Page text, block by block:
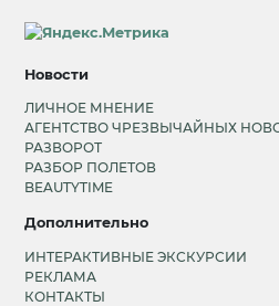
Новости
ЛИЧНОЕ МНЕНИЕ
АГЕНТСТВО ЧРЕЗВЫЧАЙНЫХ
РАЗВОРОТ
РАЗБОР ПОЛЕТОВ
BEAUTYTIME
Дополнительно
ИНТЕРАКТИВНЫЕ ЭКСКУРСИИ
РЕКЛАМА
КОНТАКТЫ